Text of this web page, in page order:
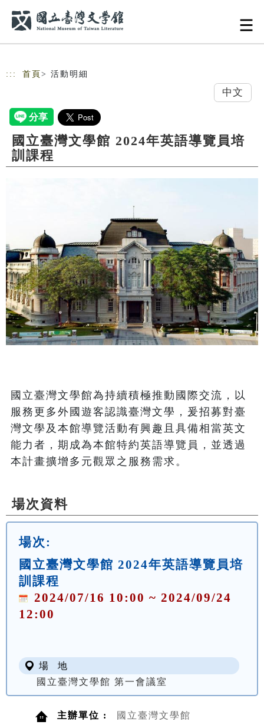
::: 首頁 > 活動明細
中文
國立臺灣文學館 2024年英語導覽員培
訓課程
國立臺灣文學館為持續積極推動國際交流，以
服務更多外國遊客認識臺灣文學，爰招募對臺
灣文學及本館導覽活動有興趣且具備相當英文
能力者，期成為本館特約英語導覽員，並透過
本計畫擴增多元觀眾之服務需求。
場次資料
場次:
國立臺灣文學館 2024年英語導覽員培
訓課程
2024/07/16 10:00 ~ 2024/09/24
12:00
場 地
國立臺灣文學館 第一會議室
主辦單位 : 國立臺灣文學館